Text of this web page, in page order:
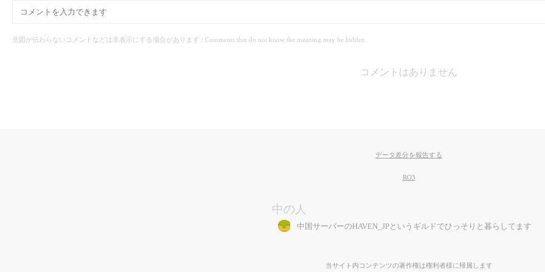
意図が伝わらないコメントなどは非表示にする場合があります / Comments that do not know the meaning may be hidden.
コメントはありません
データ差分を報告する
RO3
中の人
中国サーバーのHAVEN_JPというギルドでひっそりと暮らしてます
当サイト内コンテンツの著作権は権利者様に帰属します